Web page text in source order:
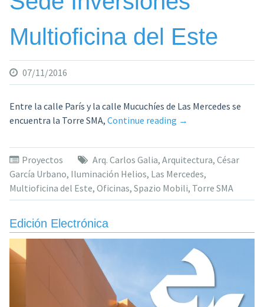
Multioficina del Este
07/11/2016
Entre la calle París y la calle Mucuchíes de Las Mercedes se
encuentra la Torre SMA, Continue reading «Sede
Multioficina
del
Este»
→
Proyectos Arq. Carlos Galia, Arquitectura, César
García Urbano, Iluminación Helios, Las Mercedes,
Multioficina del Este, Oficinas, Spazio Mobili, Torre SMA
Edición Electrónica